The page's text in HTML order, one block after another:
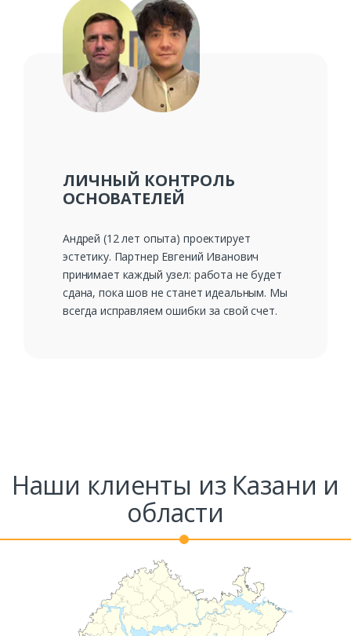
ЛИЧНЫЙ КОНТРОЛЬ
ОСНОВАТЕЛЕЙ
Андрей (12 лет опыта) проектирует
эстетику. Партнер Евгений Иванович
принимает каждый узел: работа не будет
сдана, пока шов не станет идеальным. Мы
всегда исправляем ошибки за свой счет.
Наши клиенты из Казани и
области